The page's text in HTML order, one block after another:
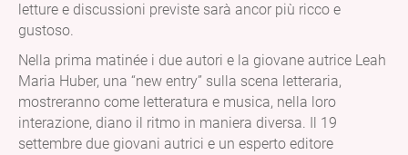
letture e discussioni previste sarà ancor più ricco e
gustoso.
Nella prima matinée i due autori e la giovane autrice Leah
Maria Huber, una “new entry” sulla scena letteraria,
mostreranno come letteratura e musica, nella loro
interazione, diano il ritmo in maniera diversa. Il 19
settembre due giovani autrici e un esperto editore